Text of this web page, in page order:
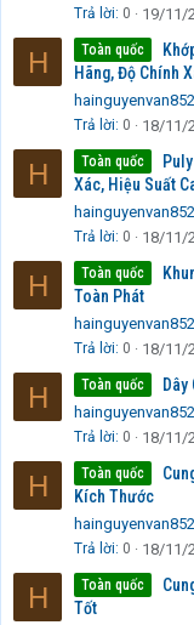
Trả lời 0 19/11/
H Toàn quốc
Hãng, Độ Chính
hainguyenvan852
Trả lời 0 18/11/
H Toàn quốc
Xác, Hiệu Suất
hainguyenvan852
Trả lời 0 18/11/
H Toàn quốc
Toàn Phát
hainguyenvan852
Trả lời 0 18/11/
H Toàn quốc
hainguyenvan852
Trả lời 0 18/11/
H Toàn quốc
Kích Thước
hainguyenvan852
Trả lời 0 18/11/
H Toàn quốc
Tốt